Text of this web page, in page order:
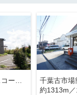
スターバックスコーヒー 千葉おゆみ野店
千葉古市場
約1313m